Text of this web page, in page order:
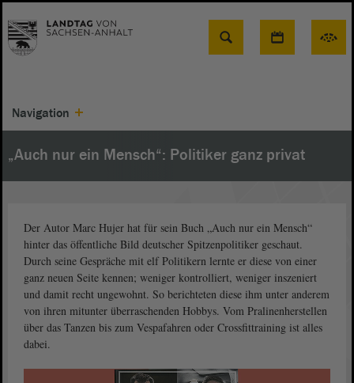
Suche
Navigation
„Auch nur ein Mensch“: Politiker ganz privat
Der Autor Marc Hujer hat für sein Buch „Auch nur ein Mensch“
hinter das öffentliche Bild deutscher Spitzenpolitiker geschaut.
Durch seine Gespräche mit elf Politikern lernte er diese von einer
ganz neuen Seite kennen; weniger kontrolliert, weniger inszeniert
und damit recht ungewohnt. So berichteten diese ihm unter anderem
von ihren mitunter überraschenden Hobbys. Vom Pralinenherstellen
über das Tanzen bis zum Vespafahren oder Crossfittraining ist alles
dabei.